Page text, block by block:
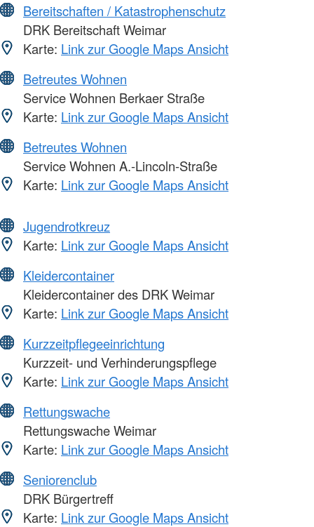
Bereitschaften / Katastrophenschutz
DRK Bereitschaft Weimar
Karte: Link zur Google Maps Ansicht
Betreutes Wohnen
Service Wohnen Berkaer Straße
Karte: Link zur Google Maps Ansicht
Betreutes Wohnen
Service Wohnen A.-Lincoln-Straße
Karte: Link zur Google Maps Ansicht
Jugendrotkreuz
Karte: Link zur Google Maps Ansicht
Kleidercontainer
Kleidercontainer des DRK Weimar
Karte: Link zur Google Maps Ansicht
Kurzzeitpflegeeinrichtung
Kurzzeit- und Verhinderungspflege
Karte: Link zur Google Maps Ansicht
Rettungswache
Rettungswache Weimar
Karte: Link zur Google Maps Ansicht
Seniorenclub
DRK Bürgertreff
Karte: Link zur Google Maps Ansicht